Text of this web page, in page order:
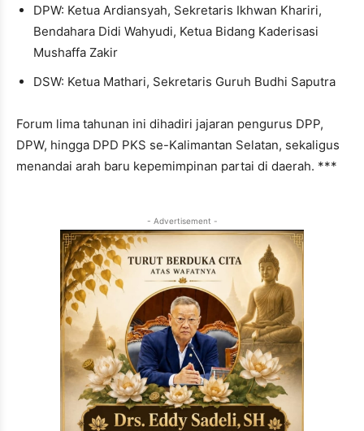
DPW: Ketua Ardiansyah, Sekretaris Ikhwan Khariri,
Bendahara Didi Wahyudi, Ketua Bidang Kaderisasi
Mushaffa Zakir
DSW: Ketua Mathari, Sekretaris Guruh Budhi Saputra
Forum lima tahunan ini dihadiri jajaran pengurus DPP,
DPW, hingga DPD PKS se-Kalimantan Selatan, sekaligus
menandai arah baru kepemimpinan partai di daerah. ***
- Advertisement -